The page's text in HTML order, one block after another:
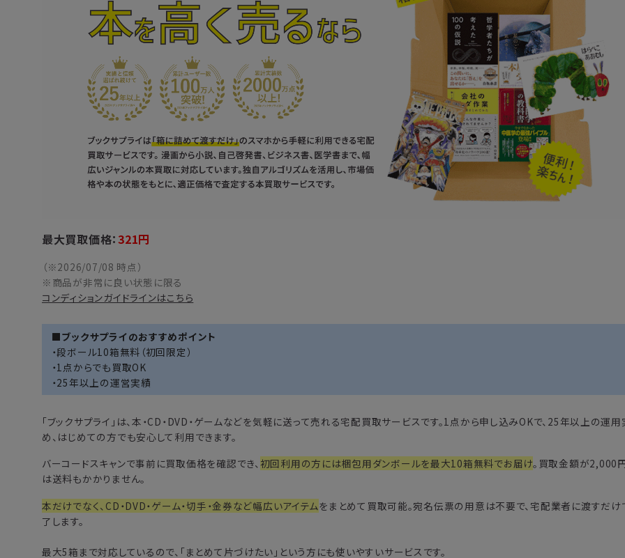
最大買取価格：321円
（※2026/07/08 時点）
※商品が非常に良い状態に限る
コンディションガイドラインはこちら
■ブックサプライのおすすめポイント
・段ボール10箱無料（初回限定）
・1点からでも買取OK
・25年以上の運営実績
「ブックサプライ 」は、本・CD・DVD・ゲームなどを気軽に送って売れる宅配買取サービスです。1点から申し込みOKで、25年以上の運
め、はじめての方でも安心して利用できます。
バーコードスキャンで事前に買取価格を確認でき、 初回利用の方には梱包用ダンボールを最大10箱無料でお届け。買取金額が2,000
は送料もかかりません。
本だけでなく、CD・DVD・ゲーム・切手・金券など幅広いアイテムをまとめて買取可能。宛名伝票の用意は不要で、宅配業者に渡すだ
了します。
最大5箱まで対応しているので、「まとめて片づけたい」という方にも使いやすいサービスです。